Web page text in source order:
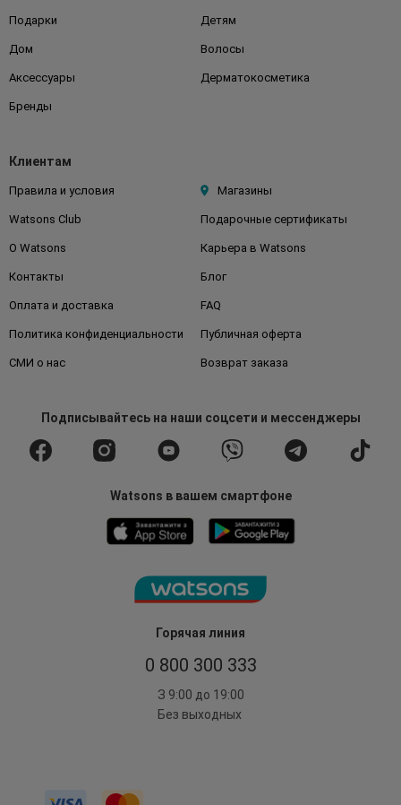
Горячая линия
0 800 300 333
З 9:00 до 19:00
Без выходных
Подарки Детям
Дом Волосы
Аксессуары Дерматокосметика
Бренды
Клиентам
Правила и условия Магазины
Watsons Club Подарочные сертификаты
О Watsons Карьера в Watsons
Контакты Блог
Оплата и доставка FAQ
Политика конфиденциальности Публичная оферта
СМИ о нас Возврат заказа
Подписывайтесьна наши соцсети и мессенджеры
Watsons в вашем смартфоне